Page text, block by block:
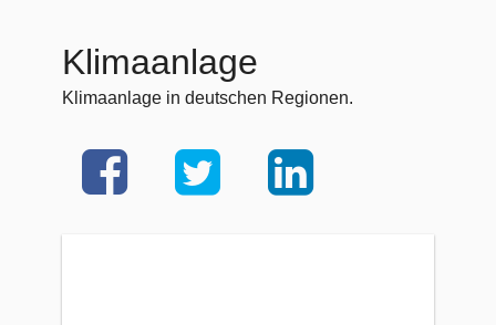
Klimaanlage
Klimaanlage in deutschen Regionen.